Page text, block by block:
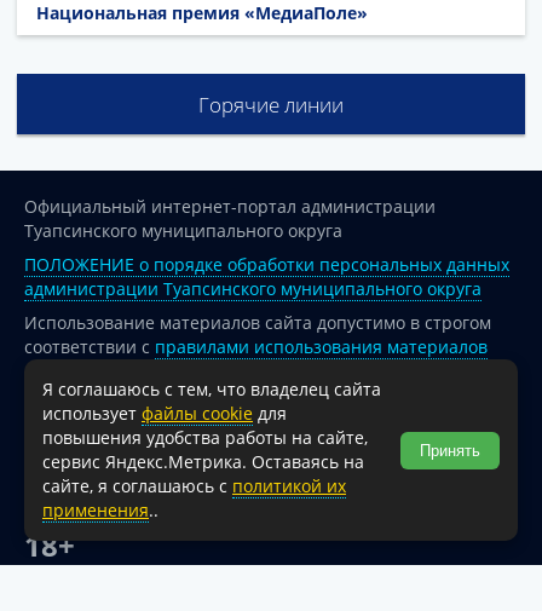
Национальная премия «МедиаПоле»
Горячие линии
Официальный интернет-портал администрации
Туапсинского муниципального округа
ПОЛОЖЕНИЕ о порядке обработки персональных данных
администрации Туапсинского муниципального округа
Использование материалов сайта допустимо в строгом
соответствии с правилами использования материалов
опубликованных на сайте
При перепечатке и использовании информации ссылка
на источник обязательна.
Для сайтов и страниц сети Интернет обязательна
активная гиперссылка на официальный интернет-портал
администрации Туапсинского муниципального округа.
18+
Я соглашаюсь с тем, что владелец сайта
использует файлы cookie для
повышения удобства работы на сайте,
сервис Яндекс.Метрика. Оставаясь на
сайте, я соглашаюсь с политикой их
применения..
Принять